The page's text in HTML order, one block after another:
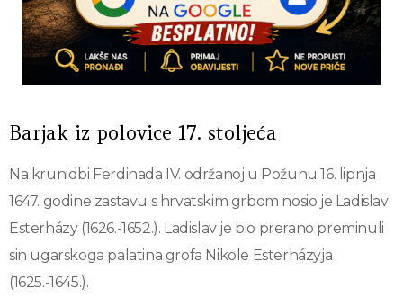
Barjak iz polovice 17. stoljeća
Na krunidbi Ferdinada IV. održanoj u Požunu 16. lipnja
1647. godine zastavu s hrvatskim grbom nosio je Ladislav
Esterházy (1626.-1652.). Ladislav je bio prerano preminuli
sin ugarskoga palatina grofa Nikole Esterházyja
(1625.-1645.).